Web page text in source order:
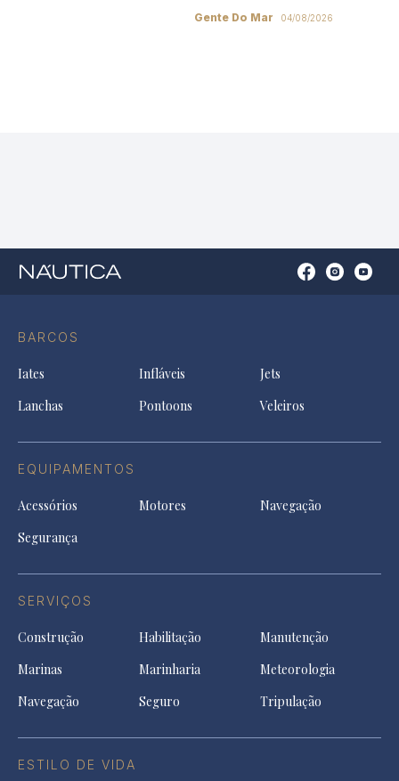
Gente Do Mar 04/08/2026
BARCOS
Iates Infláveis
Jets
Lanchas
Pontoons Veleiros
EQUIPAMENTOS
Acessórios Motores
Navegação
Segurança
SERVIÇOS
Construção Habilitação
Manutenção
Marinas
Marinharia
Meteorologia
Navegação
Seguro Tripulação
ESTILO DE VIDA
OpenOpenOpen